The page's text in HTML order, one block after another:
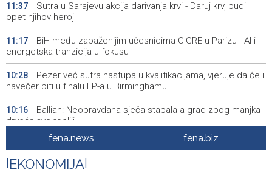
11:37
Sutra u Sarajevu akcija darivanja krvi - Daruj krv, budi
opet njihov heroj
11:17
BiH među zapaženijim učesnicima CIGRE u Parizu - AI i
energetska tranzicija u fokusu
10:28
Pezer već sutra nastupa u kvalifikacijama, vjeruje da će i
navečer biti u finalu EP-a u Birminghamu
10:16
Ballian: Neopravdana sječa stabala a grad zbog manjka
drveća sve topliji
FBiH nema objedinjene podatke o povučenom i
uništenom mesu, prekršaji utvrđeni u 40 kontrola
fena.news fena.biz
EKONOMIJA